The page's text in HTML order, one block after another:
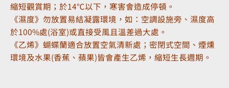
縮短觀賞期；於14℃以下，寒害會造成停頓。
《濕度》勿放置易結凝露環境，如：空調設施旁、濕度高
於100%處(浴室)或直接受風且溫差過大處。
《乙烯》蝴蝶蘭適合放置空氣清新處；密閉式空間、煙燻
環境及水果(香蕉、蘋果)皆會產生乙烯，縮短生長週期。